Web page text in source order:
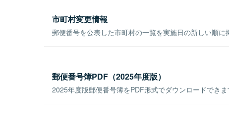
市町村変更情報
郵便番号を公表した市町村の一覧を実施日の新しい順に
郵便番号簿PDF（2025年度版）
2025年度版郵便番号簿をPDF形式でダウンロードできま